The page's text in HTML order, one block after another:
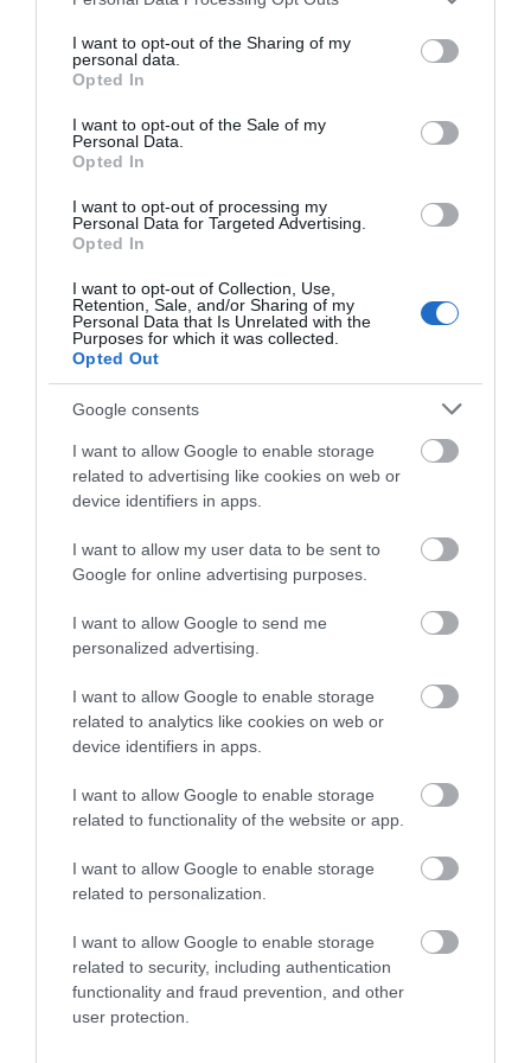
not limited to your visit or usage behaviour. You may click to
grant or deny consent to Google and its third-party tags to
use your data for below specified purposes in below Google
consent section.
I want to opt-out of the Sharing of my
personal data.
Opted In
I want to opt-out of the Sale of my
Personal Data.
Opted In
I want to opt-out of processing my
Personal Data for Targeted Advertising.
Opted In
I want to opt-out of Collection, Use,
Retention, Sale, and/or Sharing of my
Personal Data that Is Unrelated with the
Purposes for which it was collected.
Opted Out
Google consents
I want to allow Google to enable storage
related to advertising like cookies on web or
device identifiers in apps.
I want to allow my user data to be sent to
Google for online advertising purposes.
I want to allow Google to send me
personalized advertising.
I want to allow Google to enable storage
related to analytics like cookies on web or
device identifiers in apps.
I want to allow Google to enable storage
related to functionality of the website or app.
I want to allow Google to enable storage
related to personalization.
I want to allow Google to enable storage
related to security, including authentication
functionality and fraud prevention, and other
user protection.
τελευταίο «αντίο» στον 36χρονο
επιχειρηματία
Νέο επίδομα 600 ευρώ για
σπουδαστές: Οι δικαιούχοι
07.08.2026 | 19:00
Αυτός ο δήμος της Εύβοιας πάει
στα δικαστήρια για τις
ανεμογεννήτριες
07.08.2026 | 18:40
Τραγική κατάληξη είχε η
θαλάσσια εκδρομή για 57χρονο
τουρίστα
07.08.2026 | 18:20
από την Εύβοια που έφυγε από τη
Αυτοψία στα καμένα: 37 σπίτια
Πόρτο Γερμενό
07.08.2026 | 17:40
επιχειρηματίας πού έχασε την
ζωή του
Οδηγός λεωφορείου υπέστη
07.08.2026 | 17:00
Αυγουστιάτικη απόβαση στην
Όλες οι τελευταίες ειδήσεις